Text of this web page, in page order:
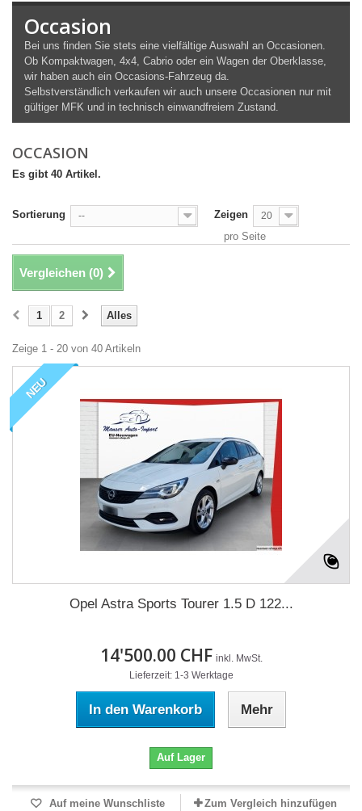
Occasion
Bei uns finden Sie stets eine vielfältige Auswahl an Occasionen.
Ob Kompaktwagen, 4x4, Cabrio oder ein Wagen der Oberklasse,
wir haben auch ein Occasions-Fahrzeug da.
Selbstverständlich verkaufen wir auch unsere Occasionen nur mit
gültiger MFK und in technisch einwandfreiem Zustand.
OCCASION
Es gibt 40 Artikel.
Sortierung -- Zeigen 20
pro Seite
Vergleichen (0)
Alles
1 2
Zeige 1 - 20 von 40 Artikeln
NEU
Opel Astra Sports Tourer 1.5 D 122...
14'500.00 CHF inkl. MwSt.
Lieferzeit: 1-3 Werktage
In den Warenkorb Mehr
Auf Lager
Auf meine Wunschliste Zum Vergleich hinzufügen